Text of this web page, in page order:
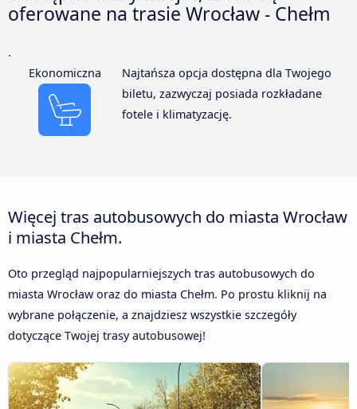
oferowane na trasie Wrocław - Chełm
.
Ekonomiczna
Najtańsza opcja dostępna dla Twojego
biletu, zazwyczaj posiada rozkładane
fotele i klimatyzację.
Więcej tras autobusowych do miasta Wrocław
i miasta Chełm.
Oto przegląd najpopularniejszych tras autobusowych do
miasta Wrocław oraz do miasta Chełm. Po prostu kliknij na
wybrane połączenie, a znajdziesz wszystkie szczegóły
dotyczące Twojej trasy autobusowej!